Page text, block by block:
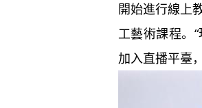
開始進行線上
工藝術課程。
加入直播平臺